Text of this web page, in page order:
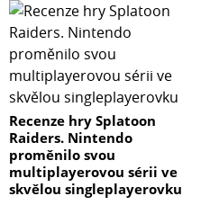
Recenze hry Splatoon
Raiders. Nintendo
proměnilo svou
multiplayerovou sérii ve
skvělou singleplayerovku